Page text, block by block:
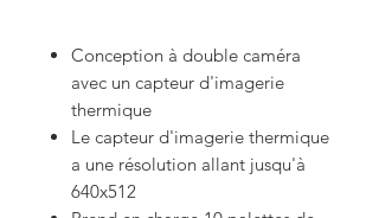
Conception à double caméra
avec un capteur d'imagerie
thermique
Le capteur d'imagerie thermique
a une résolution allant jusqu'à
640x512